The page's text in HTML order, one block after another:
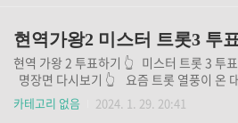
실텐데요, 간편 신청만으로도 최소 130만원
수 있으니 서둘러서 신청하시기 바랍니다. 공
계산하기 공익 직불금 신청방법 >> 공익 직
서류 다운 받기
현역 가왕 2 투표하기 👆 미스터 트롯 3 투
명장면 다시보기 👆 요즘 트롯 열풍이 온
덮치고 있습니다. 티비 조선의 메인 프로그램
트롯3가 드디어 시작되었습니다. mbn의 현
카테고리 없음 2024. 1. 29. 20:41